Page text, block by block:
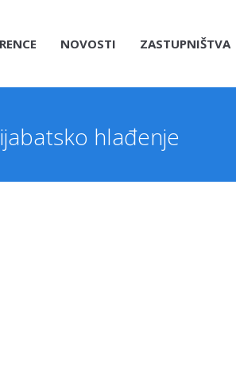
NOVOSTI ZASTUPNIŠTVA
hlađenje